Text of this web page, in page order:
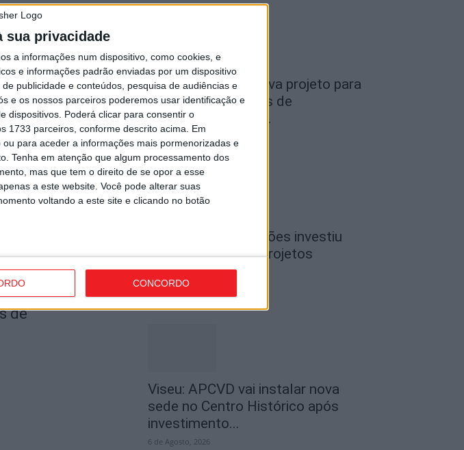
sua privacidade
a informações num dispositivo, como cookies, e
e informações padrão enviadas por um dispositivo
publicidade e conteúdos, pesquisa de audiências e
e os nossos parceiros poderemos usar identificação e
dispositivos. Poderá clicar para consentir o
1733 parceiros, conforme descrito acima. Em
para aceder a informações mais pormenorizadas e
Tenha em atenção que algum processamento dos
mas que tem o direito de se opor a esse
a este website. Você pode alterar suas
voltando a este site e clicando no botão
CONCORDO
região
de
Viseu: Câmara aprova projeto para
instalar 54 câmaras de
videovigilância em...
Viseu: CIM Dão Lafões investiu
350 mil euros em projetos
educativos...
6 de Agosto, 2026
Viseu: APCVD vai instalar nova
sede no Centro Histórico após
investimento...
6 de Agosto, 2026